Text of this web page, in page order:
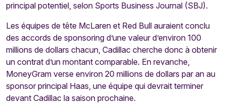
principal potentiel, selon Sports Business Journal (SBJ).
Les équipes de tête McLaren et Red Bull auraient conclu
des accords de sponsoring d’une valeur d’environ 100
millions de dollars chacun, Cadillac cherche donc à obtenir
un contrat d’un montant comparable. En revanche,
MoneyGram verse environ 20 millions de dollars par an au
sponsor principal Haas, une équipe qui devrait terminer
devant Cadillac la saison prochaine.